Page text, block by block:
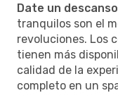
Date un
tranquilos son el
revoluciones. Los
tienen más
calidad de la
completo en un